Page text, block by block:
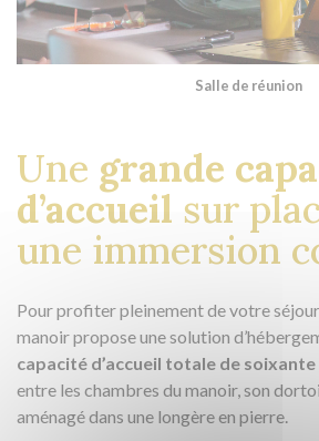
Salle de réunion
Une grande
d’accueil sur
une immersion
Pour profiter pleinement de votre
manoir propose une solution
capacité d’accueil totale de soixante
entre les chambres du manoir, son
aménagé dans une longère en pierre.